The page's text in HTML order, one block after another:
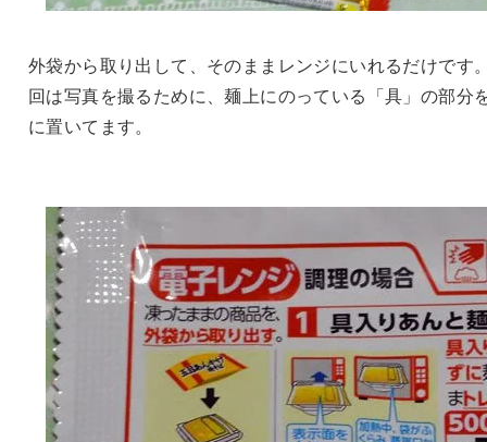
外袋から取り出して、そのままレンジにいれるだけです
回は写真を撮るために、麺上にのっている「具」の部分
に置いてます。